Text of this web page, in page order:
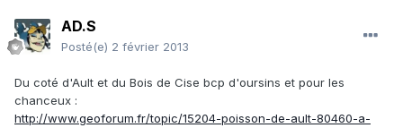
AD.S
Posté(e) 2 février 2013
Du coté d'Ault et du Bois de Cise bcp d'oursins et pour les
chanceux :
http://www.geoforum.fr/topic/15204-poisson-de-ault-80460-a-